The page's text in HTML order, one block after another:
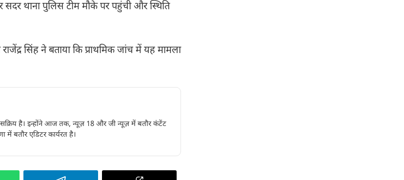
सदर थाना पुलिस टीम मौके पर पहुंची और स्थिति
सिंह ने बताया कि प्राथमिक जांच में यह मामला
से सक्रिय है। इन्होंने आज तक, न्यूज़ 18 और जी न्यूज़ में बतौर कंटेंट
में बतौर एडिटर कार्यरत है।